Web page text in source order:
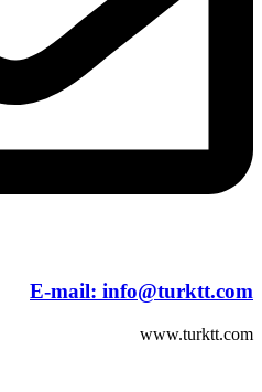
E-mail: info@turktt.com
www.turktt.com